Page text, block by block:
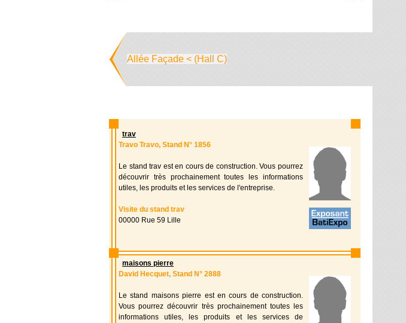
Allée Façade < (Hall C)
trav
Travo Travo, Stand N° 1856
Le stand trav est en cours de construction. Vous pourrez
découvrir très prochainement toutes les informations
utiles, les produits et les services de l'entreprise.
Visite du stand trav
00000 Rue 59 Lille
maisons pierre
David Hecquet, Stand N° 2888
Le stand maisons pierre est en cours de construction.
Vous pourrez découvrir très prochainement toutes les
informations utiles, les produits et les services de